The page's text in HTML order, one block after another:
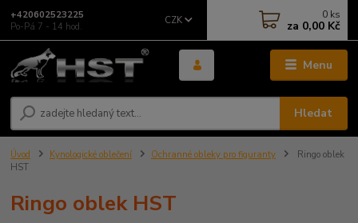
Menu
CZK
Hledat
+420602523225
Po-Pá 7 - 14 hod.
0 ks
za 0,00 Kč
Úvod Kynologické oblečení Ochranné obleky pro figuranty
Ringo oblek
HST
Ringo oblek HST